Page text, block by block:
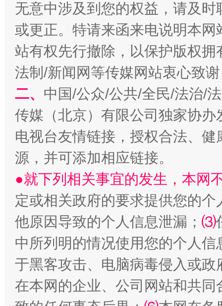
魏明亮
“刷贴”乱象丛生
生
揭批美国五大"原罪" "炒
无意中涉及到您的权益，请及
或更正。特请来函来电说明本
站有权先行撤除，以保护版权
法制/新闻网等传媒网站衷心致
二、 中国/公众/公共/全民/法治/
传媒（北京）有限公司独家协
电视台友情链接，授权合法、
源，并可添加相应链接。
●就下列相关事宜的发生，本网
定或相关政府的要求提供您的个
他原因导致的个人信息泄漏； ⑶
中所列明的情况使用您的个人
于黑客攻击、电脑病毒侵入或
在本网的企业、公司网站和共